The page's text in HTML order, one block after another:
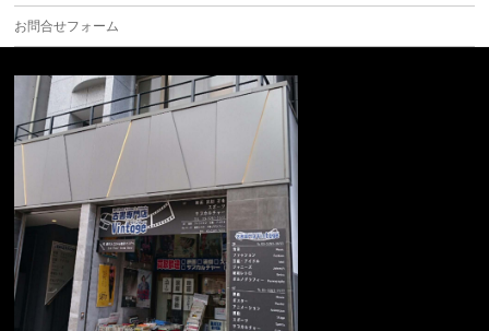
お問合せフォーム